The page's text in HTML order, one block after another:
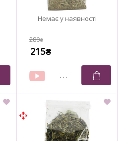
280₴
215₴